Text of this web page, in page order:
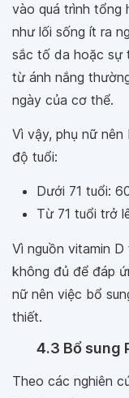
vào quá trình tổng
như lối sống ít ra
sắc tố da hoặc sự
từ ánh nắng
ngày của cơ thể.
Vì vậy, phụ nữ
độ tuổi:
Dưới 71 tuổi:
Từ 71 tuổi trở
Vì nguồn vitamin
không đủ để đáp
nữ nên việc bổ
thiết.
4.3 Bổ sung
Theo các nghiên